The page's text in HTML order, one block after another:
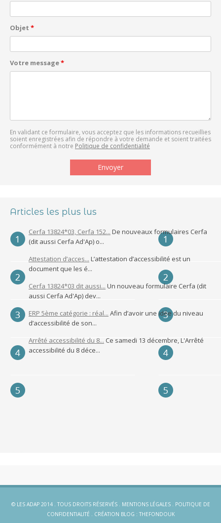
Objet *
Votre message*
En validant ce formulaire, vous acceptez que les informations recueillies
soient enregistrées afin de répondre à votre demande et soient traitées
conformément à notre Politique de confidentialité
Articles les plus lus
Cerfa 13824*03, Cerfa 152... De nouveaux formulaires Cerfa
(dit aussi Cerfa Ad'Ap) o...
Attestation d’acces... L’attestation d’accessibilité est un
document que les é...
Cerfa 13824*03 dit aussi... Un nouveau formulaire Cerfa (dit
aussi Cerfa Ad'Ap) dev...
ERP 5ème catégorie : réal... Afin d’avoir une idée du niveau
d’accessibilité de son...
Arrêté accessibilité du 8... Ce samedi 13 décembre, L'Arrêté
accessibilité du 8 déce...
© LES ADAP 2014 . TOUS DROITS RÉSERVÉS . MENTIONS LÉGALES. POLITIQUE DE
CONFIDENTIALITÉ . CRÉATION BLOG : THEFONDOUK